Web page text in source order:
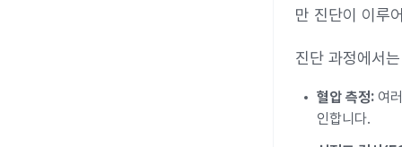
만 진단이 이루
진단 과정에서
혈압 측정: 여
인합니다.